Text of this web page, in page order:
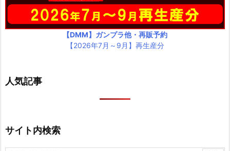
【DMM】ガンプラ他・再販予約
【2026年7月～9月】再生産分
人気記事
サイト内検索